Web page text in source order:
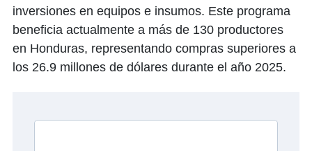
inversiones en equipos e insumos. Este programa
beneficia actualmente a más de 130 productores
en Honduras, representando compras superiores a
los 26.9 millones de dólares durante el año 2025.